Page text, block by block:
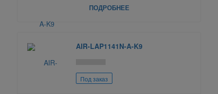
ПОДРОБНЕЕ
AIR-LAP1141N-A-K9
Под заказ